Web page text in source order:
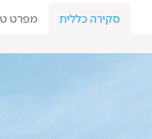
סקירה כללית מפרט